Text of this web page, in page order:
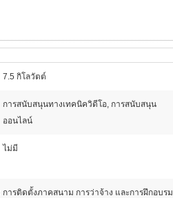
7.5 กิโลวัตต์
การสนับสนุนทางเทคนิควิดีโอ, การสนับสนุน
ออนไลน์
ไม่มี
การติดตั้งภาคสนาม การว่าจ้าง และการฝึกอบรม